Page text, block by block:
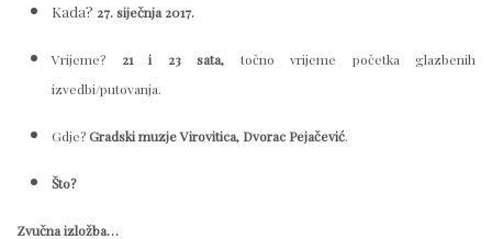
Kada? 27. siječnja 2017.
Vrijeme? 21 i 23 sata, točno vrijeme početka glazbenih
izvedbi/putovanja.
Gdje? Gradski muzje Virovitica, Dvorac Pejačević.
Što?
Zvučna izložba…